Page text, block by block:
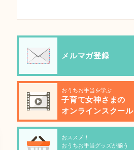
メルマガ登録
おうちお手当を学ぶ
子育て女神さまの
オンラインスクール
おススメ！
おうちお手当グッズが揃う